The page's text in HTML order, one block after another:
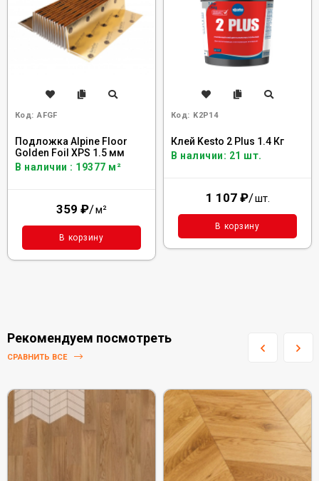
Код: AFGF
Подложка Alpine Floor
Golden Foil XPS 1.5 мм
В наличии : 19377 м²
359 ₽/м²
В корзину
Код: K2P14
Клей Kesto 2 Plus 1.4 Кг
В наличии: 21 шт.
1 107 ₽/шт.
В корзину
Рекомендуем посмотреть
СРАВНИТЬ ВСЕ